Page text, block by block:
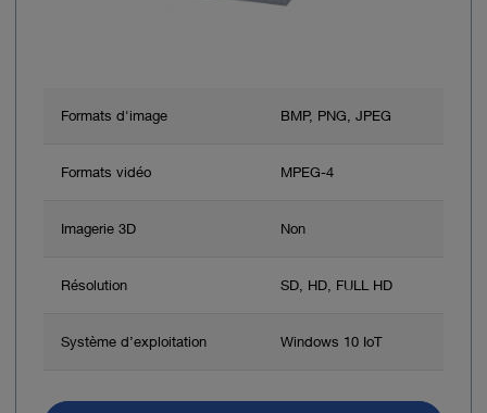
Formats d'image BMP, PNG, JPEG
Formats vidéo MPEG-4
Imagerie 3D Non
Résolution SD, HD, FULL HD
Système d’exploitation Windows 10 IoT